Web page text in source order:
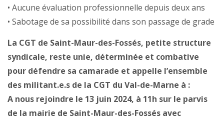
• Aucune évaluation professionnelle depuis deux ans
• Sabotage de sa possibilité dans son passage de grade
La CGT de Saint-Maur-des-Fossés, petite structure
syndicale, reste unie, déterminée et combative
pour défendre sa camarade et appelle l’ensemble
des militant.e.s de la CGT du Val-de-Marne à :
A nous rejoindre le 13 juin 2024, à 11h sur le parvis
de la mairie de Saint-Maur-des-Fossés avec